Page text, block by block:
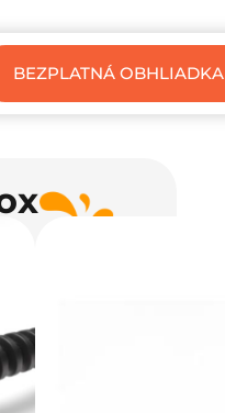
BEZPLATNÁ OBHLIADKA